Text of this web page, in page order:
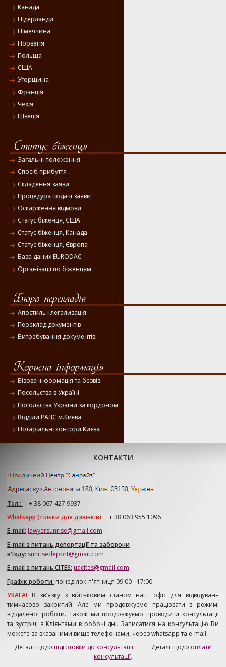
Канада
Нідерланди
Німеччина
Норвегія
Польща
США
Угорщина
Франція
Чехія
Швеція
Загальні положення
Спосіб прибуття
Складення заяви
Процедура подачі заяви
Оскарження відмови
Статус біженця, США
Статус біженця, Канада
Статус біженця, Європа
База даних EURODAC
Організації по біженцям
Апостиль і легализація
Переклад документів
Витребування документів
Візова інформація та безвіз
Посольства в Україні
Посольства України за кордоном
Відділи РАЦС м.Києва
Нотаріальні контори Києва
КОНТАКТИ
Тел.:
+ 38 067 427 9937
Whatsapp (тільки для дзвінків):
+ 38 063 955 1096
E-mail: lawyersunrise@gmail.com
E-mail з питань депортації та заборони
в'їзду: sunrisedeport@gmail.com
E-mail з питань CITES: uacites@gmail.com
Графік роботи: понеділок-п'ятниця 09:00 - 17:00
УВАГА! В зв'язку з військовим станом наш офіс для відвідувань
тимчасово закритий. Але ми продовжуємо працювати в режимі
віддаленої роботи. Також ми продовжуємо проводити консультації
та зустрічі з Клієнтами в робочі дні. Записатися на консультацію Ви
можете за вказаними вище телефонами, через whatsapp та e-mail.
Деталі щодо підготовки до консультації. Деталі щодо оплати
консультації.